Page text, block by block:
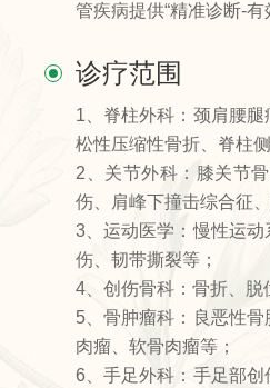
管疾病提供“精准诊断-有
诊疗范围
1、脊柱外科：颈肩腰
松性压缩性骨折、脊柱侧
2、关节外科：膝关节
伤、肩峰下撞击综合征
3、运动医学：慢性运
伤、韧带撕裂等；
4、创伤骨科：骨折、脱
5、骨肿瘤科：良恶性
肉瘤、软骨肉瘤等；
6、手足外科：手足部